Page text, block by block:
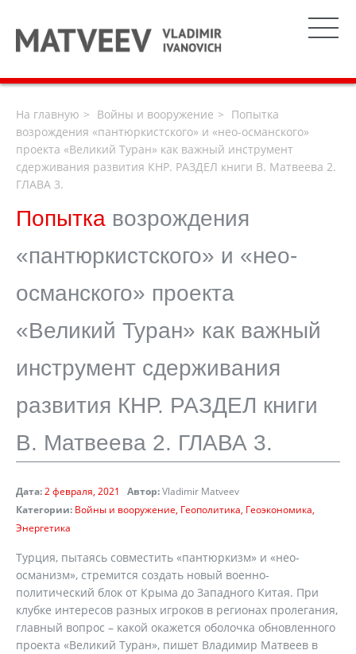
На главную Войны и вооружение
Попытка
возрождения «пантюркистского» и «нео-османского»
проекта «Великий Туран» как важный инструмент
сдерживания развития КНР. РАЗДЕЛ книги В. Матвеева 2.
ГЛАВА 3.
Попытка возрождения
«пантюркистского» и «нео-
османского» проекта
«Великий Туран» как важный
инструмент сдерживания
развития КНР. РАЗДЕЛ книги
В. Матвеева 2. ГЛАВА 3.
Дата:2 февраля, 2021 Автор:Vladimir Matveev
Категории: Войны и вооружение Геополитика Геоэкономика
Энергетика
Турция, пытаясь совместить «пантюркизм» и «нео-
османизм», стремится создать новый военно-
политический блок от Крыма до Западного Китая. При
клубке интересов разных игроков в регионах пролегания,
главный вопрос – какой окажется оболочка обновленного
проекта «Великий Туран», пишет Владимир Матвеев в